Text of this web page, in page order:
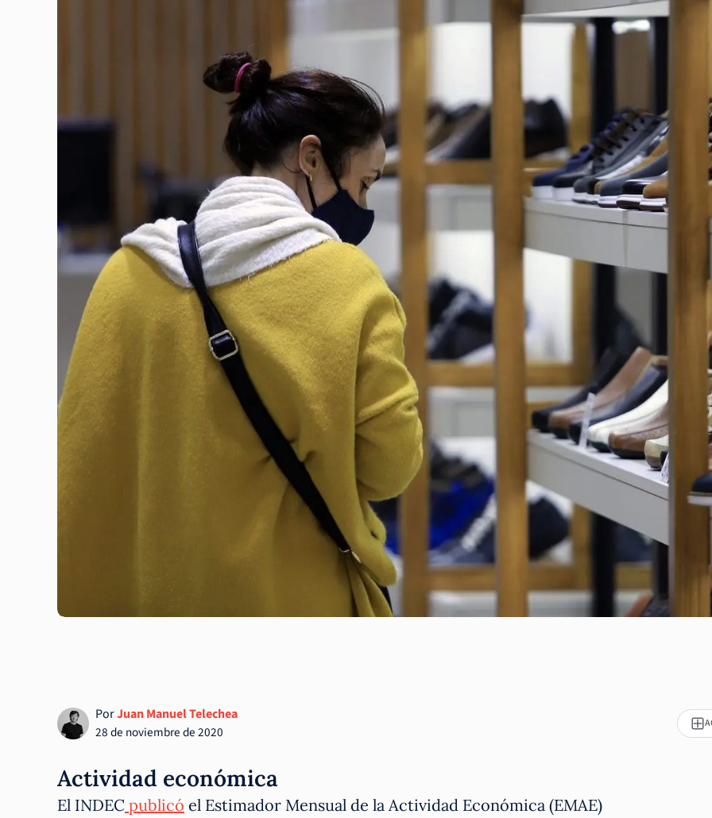
PorJuan Manuel Telechea
28 de noviembre de 2020
Actividad económica
El INDEC publicó el Estimador Mensual de la Actividad Económica (EMAE)